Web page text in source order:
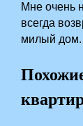
Мне очень
всегда
милый дом.